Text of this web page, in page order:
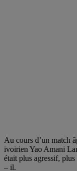
Au cours d’un match
ivoirien Yao Amani
était plus agressif,
– il.